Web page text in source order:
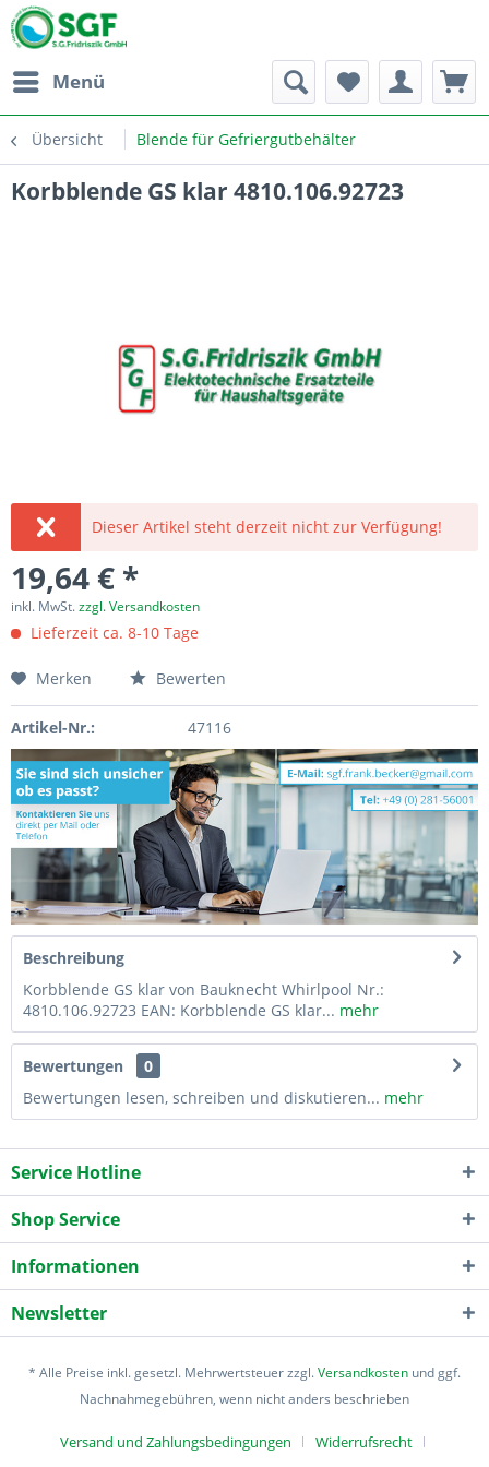
Menü
Übersicht Blende für Gefriergutbehälter
Korbblende GS klar 4810.106.92723
Dieser Artikel steht derzeit nicht zur Verfügung!
19,64 € *
inkl. MwSt.zzgl. Versandkosten
Lieferzeit ca. 8-10 Tage
Merken Bewerten
Artikel-Nr.: 47116
Beschreibung
Korbblende GS klar von Bauknecht Whirlpool Nr.:
4810.106.92723 EAN: Korbblende GS klar... mehr
Bewertungen
0
Bewertungen lesen, schreiben und diskutieren... mehr
Service Hotline
Shop Service
Informationen
Newsletter
* Alle Preise inkl. gesetzl. Mehrwertsteuer zzgl.Versandkosten und ggf.
Nachnahmegebühren, wenn nicht anders beschrieben
Versand und Zahlungsbedingungen Widerrufsrecht